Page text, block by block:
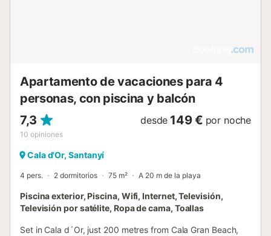
Apartamento de vacaciones para 4
personas, con piscina y balcón
7,3
10 opiniones
desde 149 € por noche
Cala d'Or, Santanyí
4 pers. 2 dormitorios 75 m² A 20 m de la playa
Piscina exterior, Piscina, Wifi, Internet, Televisión,
Televisión por satélite, Ropa de cama, Toallas
Set in Cala d´Or, just 200 metres from Cala Gran Beach,